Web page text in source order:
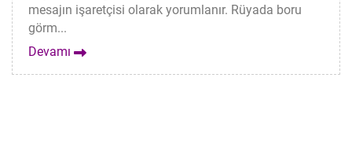
mesajın işaretçisi olarak yorumlanır. Rüyada boru
görm...
Devamı